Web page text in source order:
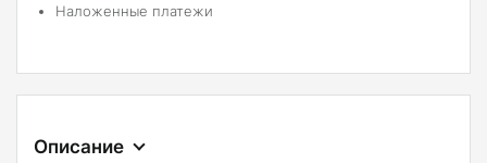
Наложенные платежи
Описание